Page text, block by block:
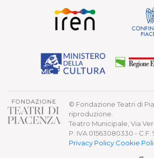
© Fondazione Teatri di
riproduzione.
Teatro Municipale, Via
P. IVA 01563080330 - C.F.
Privacy Policy Cookie